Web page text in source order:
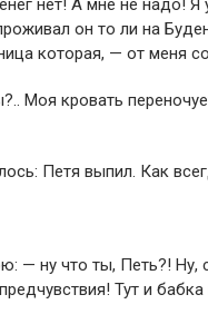
нет! А мне не надо!
он то ли на
которая, — от меня
Моя кровать
Петя выпил. Как
— ну что ты, Петь?! Ну,
Тут и бабка